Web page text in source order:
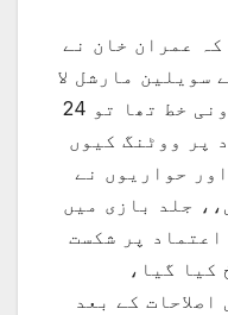
عمران خان نے
سویلین مارشل لا
ء نافذ کیا،اگر کوئی بیرونی خط تھا تو 24
پر ووٹنگ کیوں
حواریوں نے
جلد بازی میں
پر شکست
کیا گیا،
کے بعد